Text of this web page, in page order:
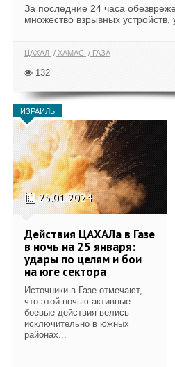
За последние 24 часа
множество взрывных устройств,
ЦАХАЛ ХАМАС ГАЗА
132
ИЗРАИЛЬ
25.01.2024
Действия ЦАХАЛа в Газе
в ночь на 25 января:
удары по целям и бои
на юге сектора
Источники в Газе отмечают,
что этой ночью активные
боевые действия велись
исключительно в южных
районах...